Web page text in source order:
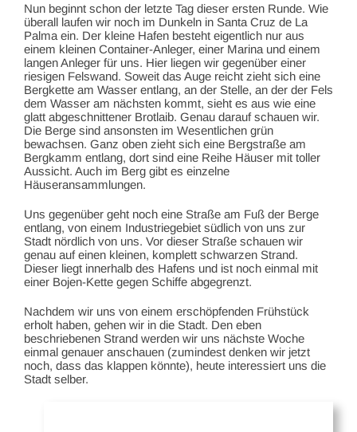
Nun beginnt schon der letzte Tag dieser ersten Runde. Wie
überall laufen wir noch im Dunkeln in Santa Cruz de La
Palma ein. Der kleine Hafen besteht eigentlich nur aus
einem kleinen Container-Anleger, einer Marina und einem
langen Anleger für uns. Hier liegen wir gegenüber einer
riesigen Felswand. Soweit das Auge reicht zieht sich eine
Bergkette am Wasser entlang, an der Stelle, an der der Fels
dem Wasser am nächsten kommt, sieht es aus wie eine
glatt abgeschnittener Brotlaib. Genau darauf schauen wir.
Die Berge sind ansonsten im Wesentlichen grün
bewachsen. Ganz oben zieht sich eine Bergstraße am
Bergkamm entlang, dort sind eine Reihe Häuser mit toller
Aussicht. Auch im Berg gibt es einzelne
Häuseransammlungen.
Uns gegenüber geht noch eine Straße am Fuß der Berge
entlang, von einem Industriegebiet südlich von uns zur
Stadt nördlich von uns. Vor dieser Straße schauen wir
genau auf einen kleinen, komplett schwarzen Strand.
Dieser liegt innerhalb des Hafens und ist noch einmal mit
einer Bojen-Kette gegen Schiffe abgegrenzt.
Nachdem wir uns von einem erschöpfenden Frühstück
erholt haben, gehen wir in die Stadt. Den eben
beschriebenen Strand werden wir uns nächste Woche
einmal genauer anschauen (zumindest denken wir jetzt
noch, dass das klappen könnte), heute interessiert uns die
Stadt selber.